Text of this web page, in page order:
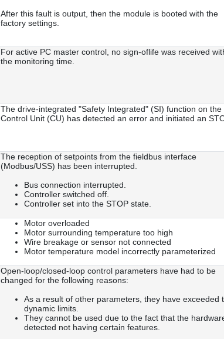
After this fault is output, then the module is booted with the
factory settings.
For active PC master control, no sign-oflife was received
the monitoring time.
The drive-integrated "Safety Integrated" (SI) function on the
Control Unit (CU) has detected an error and initiated an
The reception of setpoints from the fieldbus interface
(Modbus/USS) has been interrupted.
Bus connection interrupted.
Controller switched off.
Controller set into the STOP state.
Motor overloaded
Motor surrounding temperature too high
Wire breakage or sensor not connected
Motor temperature model incorrectly parameterized
Open-loop/closed-loop control parameters have had to be
changed for the following reasons:
As a result of other parameters, they have exceeded
dynamic limits.
They cannot be used due to the fact that the
detected not having certain features.